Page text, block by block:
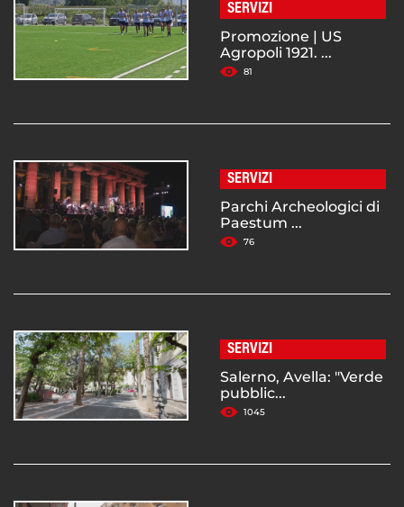
SERVIZI
Promozione | US
Agropoli 1921. ...
81
SERVIZI
Parchi Archeologici di
Paestum ...
76
SERVIZI
Salerno, Avella: "Verde
pubblic...
1045